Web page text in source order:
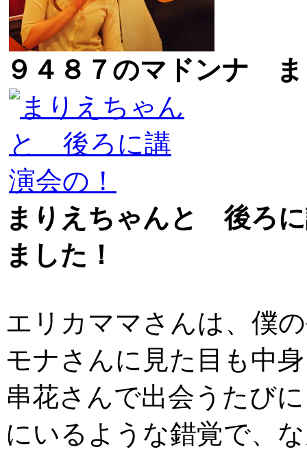
９４８７のマドンナ
まりえちゃんと 後ろ
ました！
エリカママさんは、僕
モナさんに見た目も中
串花さんで出会うたび
にいるような錯覚で、